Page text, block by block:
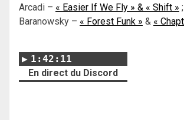
Arcadi – « Easier If We Fly » & « Shift »
Baranowsky – « Forest Funk » & «
1:42:11
En direct du Discord